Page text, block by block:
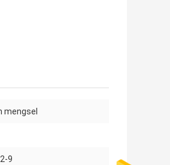
mengsel
9